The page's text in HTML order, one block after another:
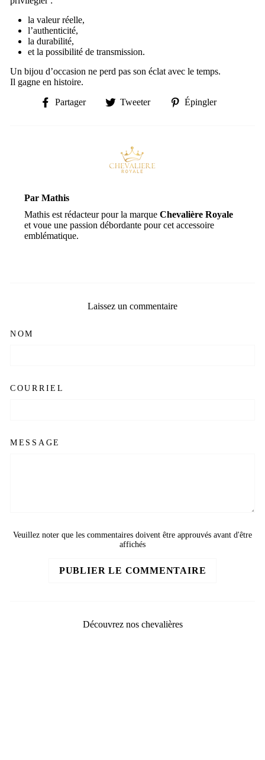
la valeur réelle,
l’authenticité,
la durabilité,
et la possibilité de transmission.
Un bijou d’occasion ne perd pas son éclat avec le temps.
Il gagne en histoire.
Partager
PartagerTweeter
TweeterÉpingler
Par Mathis
Mathis est rédacteur pour la marque Chevalière Royale
et voue une passion débordante pour cet accessoire
emblématique.
Laissez un commentaire
NOM
COURRIEL
MESSAGE
Veuillez noter que les commentaires doivent être approuvés avant d'être
affichés
PUBLIER LE COMMENTAIRE
Découvrez nos chevalières